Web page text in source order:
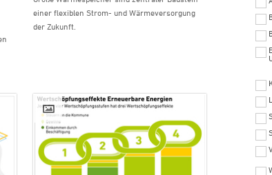
einer flexiblen Strom- und Wärmeversorgung
der Zukunft.